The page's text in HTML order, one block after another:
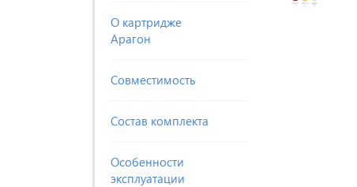
О картридже
Арагон
Совместимость
Состав комплекта
Особенности
эксплуатации